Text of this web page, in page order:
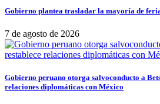
Gobierno plantea trasladar la mayoría de
7 de agosto de 2026
Gobierno peruano otorga salvoconducto a
relaciones diplomáticas con México